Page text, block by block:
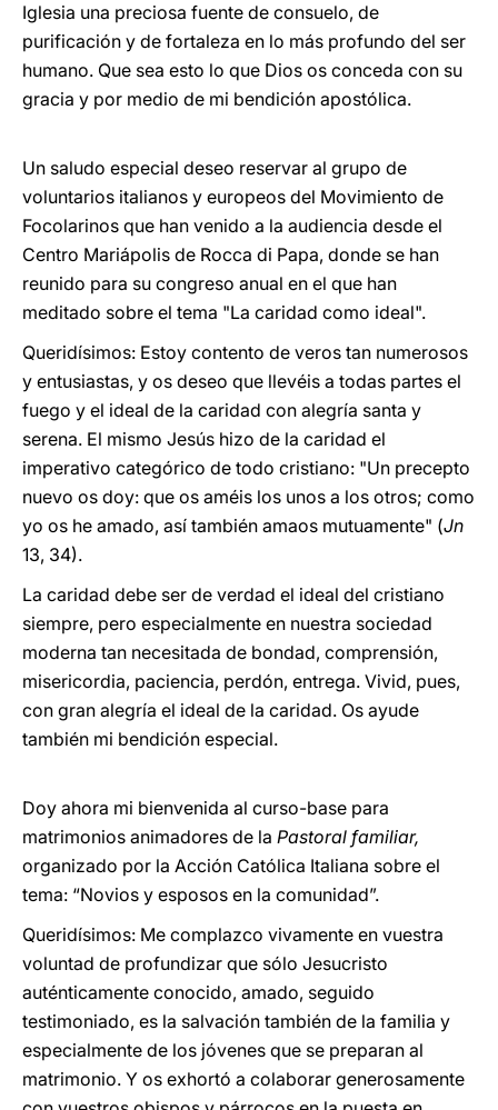
Iglesia una preciosa fuente de consuelo, de
purificación y de fortaleza en lo más profundo del ser
humano. Que sea esto lo que Dios os conceda con su
gracia y por medio de mi bendición apostólica.
Un saludo especial deseo reservar al grupo de
voluntarios italianos y europeos del Movimiento de
Focolarinos que han venido a la audiencia desde el
Centro Mariápolis de Rocca di Papa, donde se han
reunido para su congreso anual en el que han
meditado sobre el tema "La caridad como ideal".
Queridísimos: Estoy contento de veros tan numerosos
y entusiastas, y os deseo que llevéis a todas partes el
fuego y el ideal de la caridad con alegría santa y
serena. El mismo Jesús hizo de la caridad el
imperativo categórico de todo cristiano: "Un precepto
nuevo os doy: que os améis los unos a los otros; como
yo os he amado, así también amaos mutuamente" (Jn
13, 34).
La caridad debe ser de verdad el ideal del cristiano
siempre, pero especialmente en nuestra sociedad
moderna tan necesitada de bondad, comprensión,
misericordia, paciencia, perdón, entrega. Vivid, pues,
con gran alegría el ideal de la caridad. Os ayude
también mi bendición especial.
Doy ahora mi bienvenida al curso-base para
matrimonios animadores de la Pastoral familiar,
organizado por la Acción Católica Italiana sobre el
tema: “Novios y esposos en la comunidad”.
Queridísimos: Me complazco vivamente en vuestra
voluntad de profundizar que sólo Jesucristo
auténticamente conocido, amado, seguido
testimoniado, es la salvación también de la familia y
especialmente de los jóvenes que se preparan al
matrimonio. Y os exhortó a colaborar generosamente